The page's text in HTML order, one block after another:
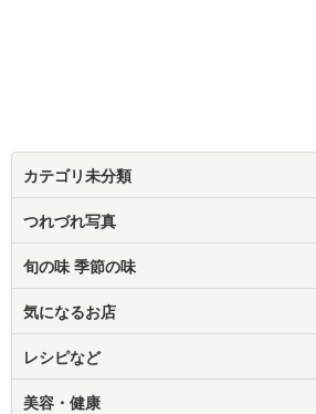
カテゴリ未分類
つれづれ写真
旬の味 季節の味
気になるお店
レシピなど
美容・健康